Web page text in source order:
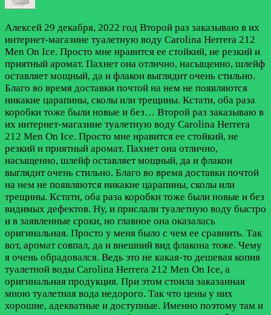
Алексей 29 декабря, 2022 год Второй раз заказываю в их
интернет-магазине туалетную воду Carolina Herrera 212
Men On Ice. Просто мне нравится ее стойкий, не резкий и
приятный аромат. Пахнет она отлично, насыщенно, шлейф
оставляет мощный, да и флакон выглядит очень стильно.
Благо во время доставки почтой на нем не появляются
никакие царапины, сколы или трещины. Кстати, оба раза
коробки тоже были новые и без… Второй раз заказываю в
их интернет-магазине туалетную воду Carolina Herrera
212 Men On Ice. Просто мне нравится ее стойкий, не
резкий и приятный аромат. Пахнет она отлично,
насыщенно, шлейф оставляет мощный, да и флакон
выглядит очень стильно. Благо во время доставки почтой
на нем не появляются никакие царапины, сколы или
трещины. Кстати, оба раза коробки тоже были новые и без
видимых дефектов. Ну, и прислали туалетную воду быстро
и в заявленные сроки, но главное она оказалась
оригинальная. Просто у меня было с чем ее сравнить. Так
вот, аромат совпал, да и внешний вид флакона тоже. Чему
я очень обрадовался. Ведь это не какая-то дешевая копия
туалетной воды Carolina Herrera 212 Men On Ice, а
оригинальная продукция. При этом стоила заказанная
мною туалетная вода недорого. Так что цены у них
хорошие, адекватные и доступные. Именно поэтому там и